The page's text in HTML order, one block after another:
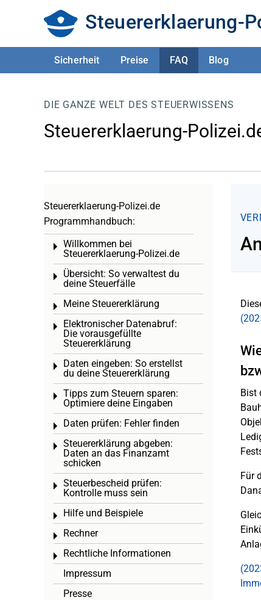
Steuererklaerung-
Sicherheit Preise FAQ Blog
DIE GANZE WELT DES STEUERWISSENS
Steuererklaerung-
Bist
Für
Steuererklaerung-Polizei.de
Programmhandbuch:
Willkommen bei
Steuererklaerung-Polizei.de
Toggle menu
Übersicht: So verwaltest du
deine Steuerfälle
Toggle menu
Meine Steuererklärung
Toggle menu
Elektronischer Datenabruf:
Die vorausgefüllte
Steuererklärung
Toggle menu
Daten eingeben: So erstellst
du deine Steuererklärung
Toggle menu
Tipps zum Steuern sparen:
Optimiere deine Eingaben
Toggle menu
Daten prüfen: Fehler finden
Toggle menu
Steuererklärung abgeben:
Daten an das Finanzamt
schicken
Toggle menu
Steuerbescheid prüfen:
Kontrolle muss sein
Toggle menu
Hilfe und Beispiele
Toggle menu
Rechner
Toggle menu
Rechtliche Informationen
Toggle menu
Impressum
Presse